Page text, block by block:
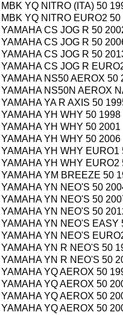
MBK YQ NITRO (ITA) 50
MBK YQ NITRO EURO2
YAMAHA CS JOG R 50
YAMAHA CS JOG R 50
YAMAHA CS JOG R 50
YAMAHA CS JOG R
YAMAHA NS50 AEROX 50
YAMAHA NS50N AEROX
YAMAHA YA R AXIS 50
YAMAHA YH WHY 50
YAMAHA YH WHY 50
YAMAHA YH WHY 50
YAMAHA YH WHY EURO1
YAMAHA YH WHY EURO2
YAMAHA YM BREEZE 50
YAMAHA YN NEO'S 50
YAMAHA YN NEO'S 50
YAMAHA YN NEO'S 50
YAMAHA YN NEO'S EASY
YAMAHA YN NEO'S
YAMAHA YN R NEO'S 50
YAMAHA YN R NEO'S 50
YAMAHA YQ AEROX 50
YAMAHA YQ AEROX 50
YAMAHA YQ AEROX 50
YAMAHA YQ AEROX 50